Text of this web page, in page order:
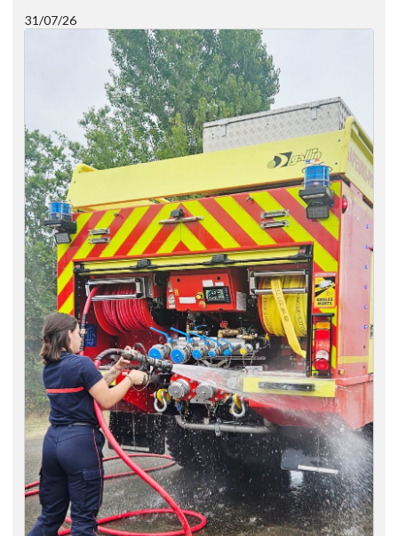
31/07/26